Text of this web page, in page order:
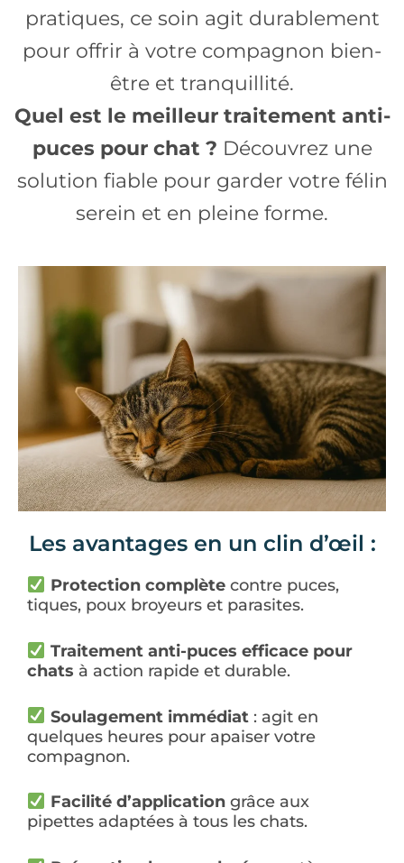
pratiques, ce soin agit durablement
pour offrir à votre compagnon bien-
être et tranquillité.
Quel est le meilleur traitement anti-
puces pour chat ? Découvrez une
solution fiable pour garder votre félin
serein et en pleine forme.
Les avantages en un clin d’œil :
Protection complètecontre puces,
tiques, poux broyeurs et parasites.
Traitement anti-puces efficace pour
chats à action rapide et durable.
Soulagement immédiat: agit en
quelques heures pour apaiser votre
compagnon.
Facilité d’applicationgrâce aux
pipettes adaptées à tous les chats.